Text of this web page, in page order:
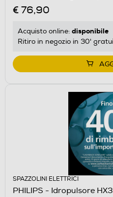
€ 76,90
Acquisto online: disponibile
Ritiro in negozio in 30'
SPAZZOLINI ELETTRICI
PHILIPS - Idropulsore